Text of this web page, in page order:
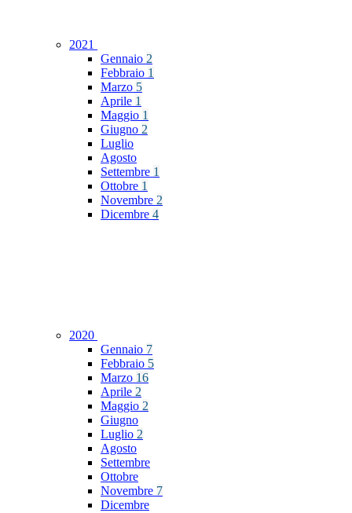
2021
Gennaio 2
Febbraio 1
Marzo 5
Aprile 1
Maggio 1
Giugno 2
Luglio
Agosto
Settembre 1
Ottobre 1
Novembre 2
Dicembre 4
2020
Gennaio 7
Febbraio 5
Marzo 16
Aprile 2
Maggio 2
Giugno
Luglio 2
Agosto
Settembre
Ottobre
Novembre 7
Dicembre